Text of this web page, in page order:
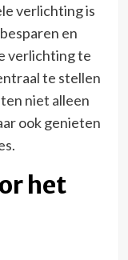
verlichting is
en
verlichting te
te stellen
niet alleen
ook genieten
het